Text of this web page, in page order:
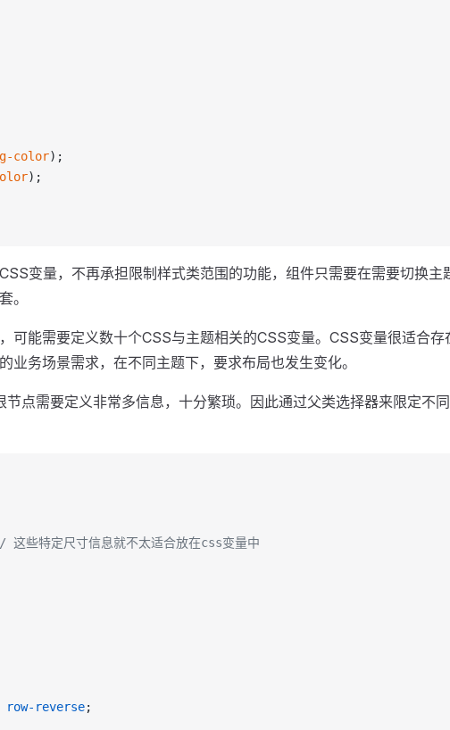
color);
);
变量，不再承担限制样式类范围的功能，组件只需要在需要切换主
。
可能需要定义数十个CSS与主题相关的CSS变量。CSS变量很适合
业务场景需求，在不同主题下，要求布局也发生变化。
点需要定义非常多信息，十分繁琐。因此通过父类选择器来限定不同
这些特定尺寸信息就不太适合放在css变量中
row-reverse;